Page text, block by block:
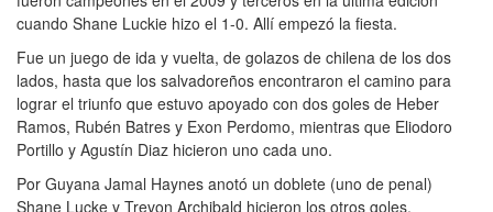
cuando Shane Luckie hizo el 1-0. Allí empezó la fiesta.
Fue un juego de ida y vuelta, de golazos de chilena de los dos
lados, hasta que los salvadoreños encontraron el camino para
lograr el triunfo que estuvo apoyado con dos goles de Heber
Ramos, Rubén Batres y Exon Perdomo, mientras que Eliodoro
Portillo y Agustín Diaz hicieron uno cada uno.
Por Guyana Jamal Haynes anotó un doblete (uno de penal)
Shane Lucke y Trevon Archibald hicieron los otros goles.